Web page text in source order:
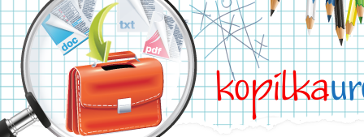
kopilka